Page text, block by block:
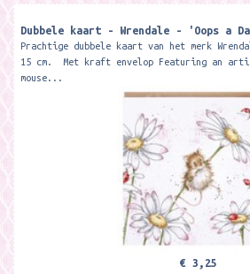
Dubbele kaart - Wrendale - 'Oops a
Prachtige dubbele kaart van het merk
15 cm. Met kraft envelop Featuring an
mouse...
€ 3,25